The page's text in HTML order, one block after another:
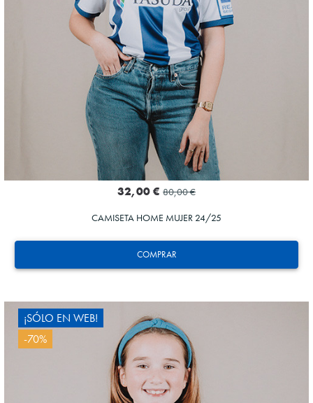
COMPRAR
32,00 € 80,00 €
CAMISETA HOME MUJER 24/25
HERRERA
¡SÓLO EN WEB!
-70%